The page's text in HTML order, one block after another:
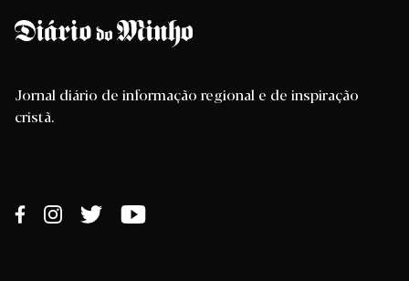
Jornal diário de informação regional e de inspiração
cristã.